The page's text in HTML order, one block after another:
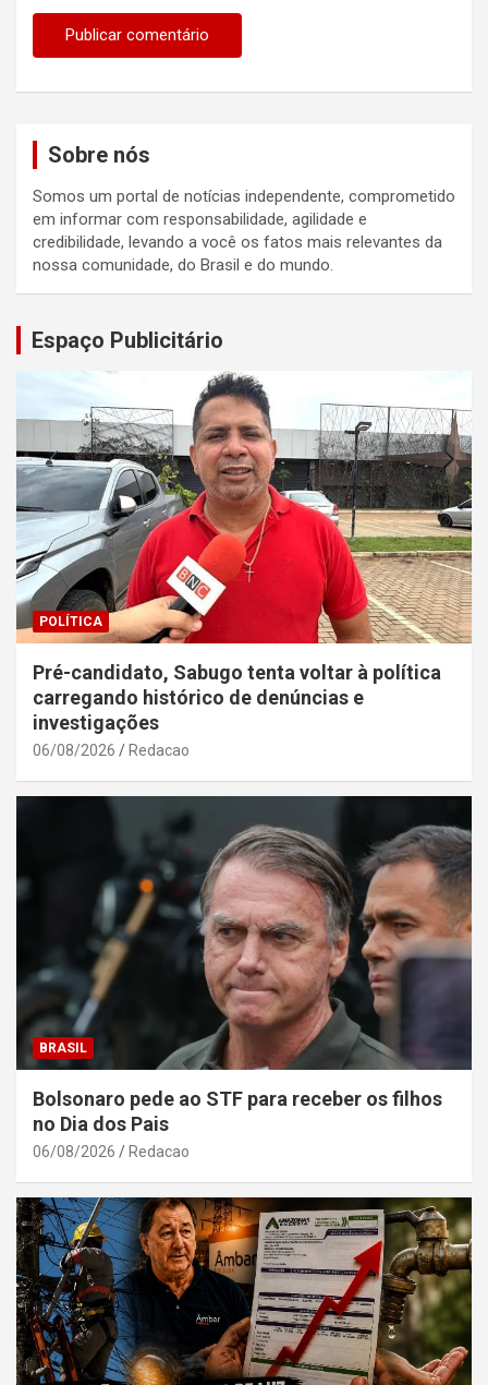
Sobre nós
Somos um portal de notícias independente, comprometido
em informar com responsabilidade, agilidade e
credibilidade, levando a você os fatos mais relevantes da
nossa comunidade, do Brasil e do mundo.
Espaço Publicitário
POLÍTICA
Pré-candidato, Sabugo tenta voltar à política
carregando histórico de denúncias e
investigações
06/08/2026 Redacao
BRASIL
Bolsonaro pede ao STF para receber os filhos
no Dia dos Pais
06/08/2026 Redacao